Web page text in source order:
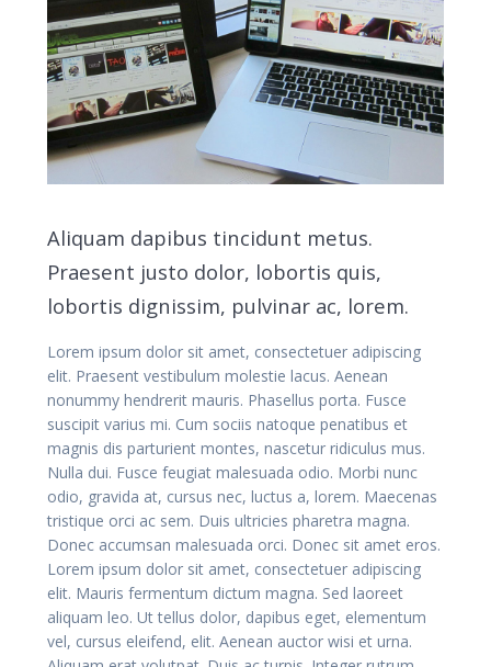
Aliquam dapibus tincidunt metus.
Praesent justo dolor, lobortis quis,
lobortis dignissim, pulvinar ac, lorem.
Lorem ipsum dolor sit amet, consectetuer adipiscing
elit. Praesent vestibulum molestie lacus. Aenean
nonummy hendrerit mauris. Phasellus porta. Fusce
suscipit varius mi. Cum sociis natoque penatibus et
magnis dis parturient montes, nascetur ridiculus mus.
Nulla dui. Fusce feugiat malesuada odio. Morbi nunc
odio, gravida at, cursus nec, luctus a, lorem. Maecenas
tristique orci ac sem. Duis ultricies pharetra magna.
Donec accumsan malesuada orci. Donec sit amet eros.
Lorem ipsum dolor sit amet, consectetuer adipiscing
elit. Mauris fermentum dictum magna. Sed laoreet
aliquam leo. Ut tellus dolor, dapibus eget, elementum
vel, cursus eleifend, elit. Aenean auctor wisi et urna.